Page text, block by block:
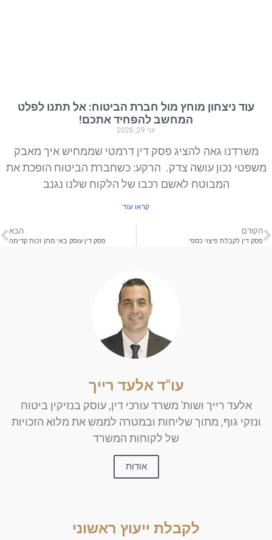
עוד ניצחון מוחץ מול חברת הביטוח: אל תתנו לפלט
המחשב להפחיד אתכם!
יוני 29, 2026
משרדנו גאה להציג פסק דין דרמטי שממחיש איך מאבק
משפטי נכון עושה צדק. הרקע: כשחברת הביטוח הופכת את
המבוטח לאשם רכבו של הלקוח שלנו נגנב
קראו עוד
הקודם
פסק דין לקבלת פיצוי כספי
הבא
פסק דין עוסק באי מתן זכות קדימה
עו"ד אלעד רייך
אלעד רייך ושות' משרד עורכי דין, עוסק בנזיקין ביטוח
ונזקי גוף, מתוך שליחות ובמטרה לממש את מלוא הזכויות
של לקוחות המשרד
אודות
לקבלת ייעוץ ראשוני